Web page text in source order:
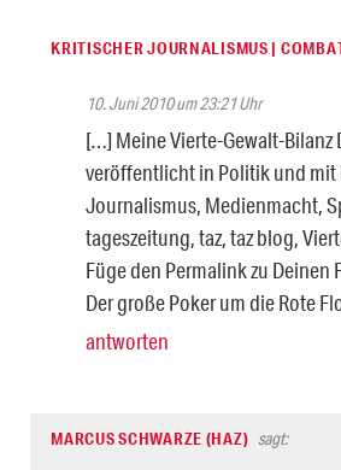
KRITISCHER JOURNALISMUS |
10. Juni 2010 um 23:21 Uhr
[…] Meine Vierte-Gewalt-Bilanz
veröffentlicht in Politik und mit
Journalismus, Medienmacht,
tageszeitung, taz, taz blog,
Füge den Permalink zu
Der große Poker um die Rote
antworten
MARCUS SCHWARZE (HAZ) sagt: